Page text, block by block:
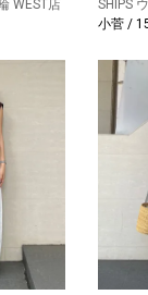
WEST店
SHIPS
小菅 /